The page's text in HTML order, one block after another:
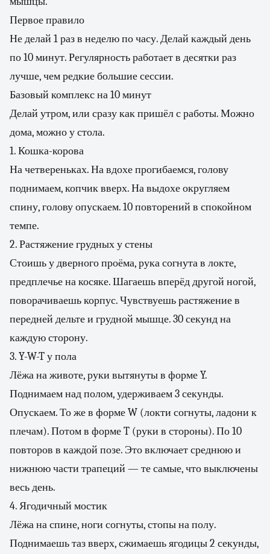
Первое правило
Не делай 1 раз в неделю по часу. Делай каждый день
по 10 минут. Регулярность работает в десятки раз
лучше, чем редкие большие сессии.
Базовый комплекс на 10 минут
Делай утром, или сразу как пришёл с работы. Можно
дома, можно у стола.
1. Кошка-корова
На четвереньках. На вдохе прогибаемся, голову
поднимаем, копчик вверх. На выдохе округляем
спину, голову опускаем. 10 повторений в спокойном
темпе.
2. Растяжение грудных у стены
Стоишь у дверного проёма, рука согнута в локте,
предплечье на косяке. Шагаешь вперёд другой ногой,
поворачиваешь корпус. Чувствуешь растяжение в
передней дельте и грудной мышце. 30 секунд на
каждую сторону.
3. Y-W-T у пола
Лёжа на животе, руки вытянуты в форме Y.
Поднимаем над полом, удерживаем 3 секунды.
Опускаем. То же в форме W (локти согнуты, ладони к
плечам). Потом в форме T (руки в стороны). По 10
повторов в каждой позе. Это включает среднюю и
нижнюю части трапеций — те самые, что выключены
весь день.
4. Ягодичный мостик
Лёжа на спине, ноги согнуты, стопы на полу.
Поднимаешь таз вверх, сжимаешь ягодицы 2 секунды,